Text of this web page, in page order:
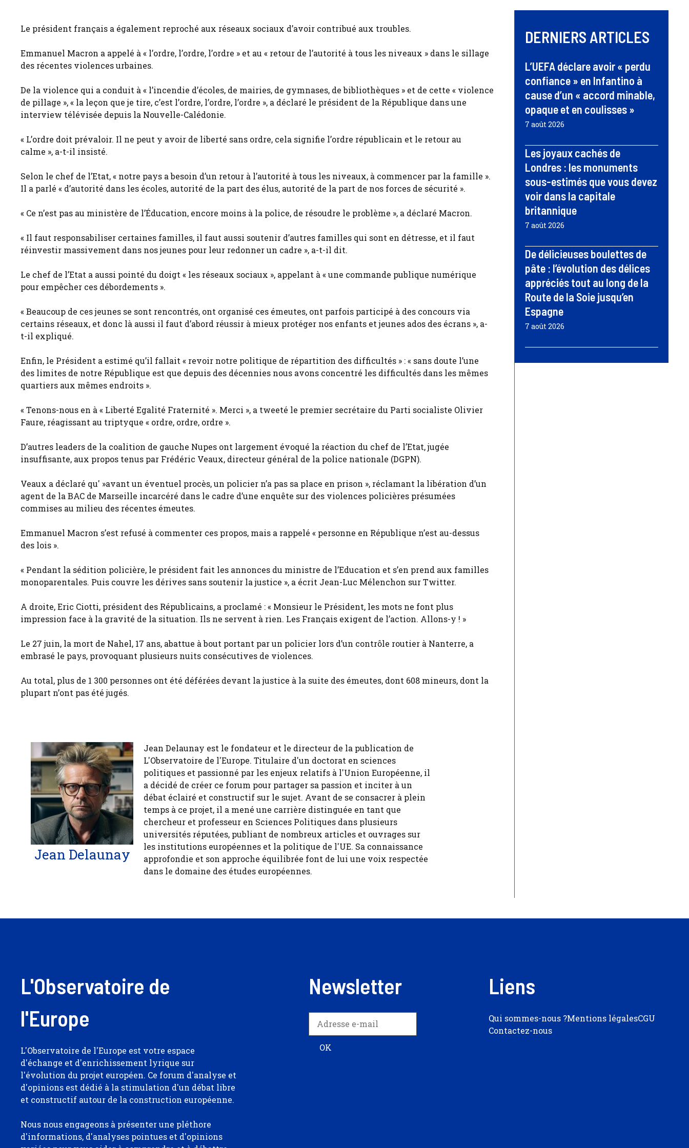
Le président français a également reproché aux réseaux sociaux d’avoir contribué aux troubles.
Emmanuel Macron a appelé à « l’ordre, l’ordre, l’ordre » et au « retour de l’autorité à tous les niveaux » dans le sillage
des récentes violences urbaines.
De la violence qui a conduit à « l’incendie d’écoles, de mairies, de gymnases, de bibliothèques » et de cette « violence
de pillage », « la leçon que je tire, c’est l’ordre, l’ordre, l’ordre », a déclaré le président de la République dans une
interview télévisée depuis la Nouvelle-Calédonie.
« L’ordre doit prévaloir. Il ne peut y avoir de liberté sans ordre, cela signifie l’ordre républicain et le retour au
calme », ​​a-t-il insisté.
Selon le chef de l’Etat, « notre pays a besoin d’un retour à l’autorité à tous les niveaux, à commencer par la famille ».
Il a parlé « d’autorité dans les écoles, autorité de la part des élus, autorité de la part de nos forces de sécurité ».
« Ce n’est pas au ministère de l’Éducation, encore moins à la police, de résoudre le problème », a déclaré Macron.
« Il faut responsabiliser certaines familles, il faut aussi soutenir d’autres familles qui sont en détresse, et il faut
réinvestir massivement dans nos jeunes pour leur redonner un cadre », a-t-il dit.
Le chef de l’Etat a aussi pointé du doigt « les réseaux sociaux », appelant à « une commande publique numérique
pour empêcher ces débordements ».
« Beaucoup de ces jeunes se sont rencontrés, ont organisé ces émeutes, ont parfois participé à des concours via
certains réseaux, et donc là aussi il faut d’abord réussir à mieux protéger nos enfants et jeunes ados des écrans », a-
t-il expliqué.
Enfin, le Président a estimé qu’il fallait « revoir notre politique de répartition des difficultés » : « sans doute l’une
des limites de notre République est que depuis des décennies nous avons concentré les difficultés dans les mêmes
quartiers aux mêmes endroits ».
« Tenons-nous en à « Liberté Egalité Fraternité ». Merci », a tweeté le premier secrétaire du Parti socialiste Olivier
Faure, réagissant au triptyque « ordre, ordre, ordre ».
D’autres leaders de la coalition de gauche Nupes ont largement évoqué la réaction du chef de l’Etat, jugée
insuffisante, aux propos tenus par Frédéric Veaux, directeur général de la police nationale (DGPN).
Veaux a déclaré qu' »avant un éventuel procès, un policier n’a pas sa place en prison », réclamant la libération d’un
agent de la BAC de Marseille incarcéré dans le cadre d’une enquête sur des violences policières présumées
commises au milieu des récentes émeutes.
Emmanuel Macron s’est refusé à commenter ces propos, mais a rappelé « personne en République n’est au-dessus
des lois ».
« Pendant la sédition policière, le président fait les annonces du ministre de l’Education et s’en prend aux familles
monoparentales. Puis couvre les dérives sans soutenir la justice », a écrit Jean-Luc Mélenchon sur Twitter.
A droite, Eric Ciotti, président des Républicains, a proclamé : « Monsieur le Président, les mots ne font plus
impression face à la gravité de la situation. Ils ne servent à rien. Les Français exigent de l’action. Allons-y ! »
Le 27 juin, la mort de Nahel, 17 ans, abattue à bout portant par un policier lors d’un contrôle routier à Nanterre, a
embrasé le pays, provoquant plusieurs nuits consécutives de violences.
Au total, plus de 1 300 personnes ont été déférées devant la justice à la suite des émeutes, dont 608 mineurs, dont la
plupart n’ont pas été jugés.
Jean Delaunay
Jean Delaunay est le fondateur et le directeur de la publication de
L'Observatoire de l'Europe. Titulaire d'un doctorat en sciences
politiques et passionné par les enjeux relatifs à l'Union Européenne, il
a décidé de créer ce forum pour partager sa passion et inciter à un
débat éclairé et constructif sur le sujet. Avant de se consacrer à plein
temps à ce projet, il a mené une carrière distinguée en tant que
chercheur et professeur en Sciences Politiques dans plusieurs
universités réputées, publiant de nombreux articles et ouvrages sur
les institutions européennes et la politique de l'UE. Sa connaissance
approfondie et son approche équilibrée font de lui une voix respectée
dans le domaine des études européennes.
DERNIERS ARTICLES
L’UEFA déclare avoir « perdu
confiance » en Infantino à
cause d’un « accord minable,
opaque et en coulisses »
7 août 2026
Les joyaux cachés de
Londres : les monuments
sous-estimés que vous devez
voir dans la capitale
britannique
7 août 2026
De délicieuses boulettes de
pâte : l’évolution des délices
appréciés tout au long de la
Route de la Soie jusqu’en
Espagne
7 août 2026
L'Observatoire de
l'Europe
L'Observatoire de l'Europe est votre espace
d'échange et d'enrichissement lyrique sur
l'évolution du projet européen. Ce forum d'analyse et
d'opinions est dédié à la stimulation d'un débat libre
et constructif autour de la construction européenne.
Nous nous engageons à présenter une pléthore
d'informations, d'analyses pointues et d'opinions
Newsletter Liens
Qui sommes-nous ?Mentions légalesCGU
Contactez-nous